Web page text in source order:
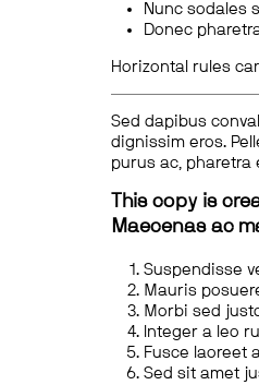
Nunc sodales
Donec
Horizontal rules
Sed dapibus
dignissim eros.
purus ac, pharetra
This copy is
Maecenas ac
Suspendisse
Mauris
Morbi sed
Integer a leo
Fusce laoreet
Sed sit amet